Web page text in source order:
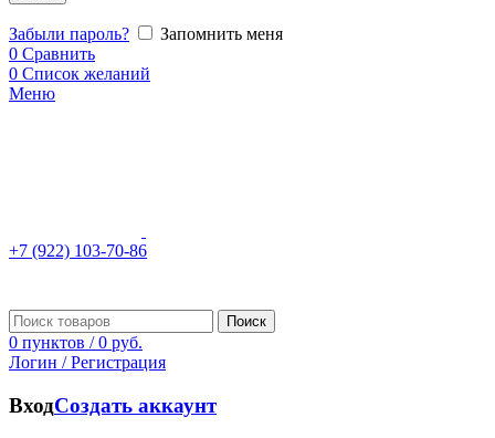
Забыли пароль?
Запомнить меня
0 Сравнить
0 Список желаний
Меню
+7 (922) 103-70-86
Поиск
0 пунктов / 0 руб.
Логин / Регистрация
ВходСоздать аккаунт